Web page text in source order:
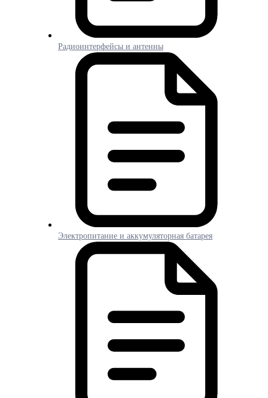
Радиоинтерфейсы и антенны
Электропитание и аккумуляторная батарея